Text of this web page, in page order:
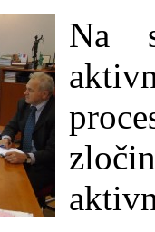
Na